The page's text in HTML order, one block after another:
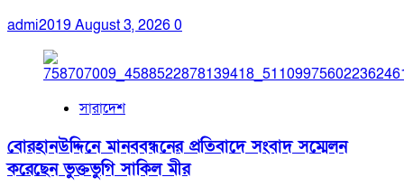
admi2019August 3, 20260
সারাদেশ
বোরহানউদ্দিনে মানববন্ধনের প্রতিবাদে সংবাদ সম্মেলন
করেছেন ভুক্তভুগি সাকিল মীর